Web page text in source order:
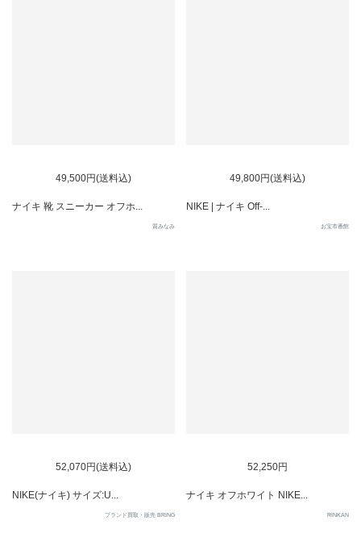
49,500円(送料込)
ナイキ 靴 スニーカー オフホ...
質みなみ
49,800円(送料込)
NIKE | ナイキ Off-...
お宝市番館
52,070円(送料込)
NIKE(ナイキ) サイズ:U...
ブランド買取・販売 BRING
52,250円
ナイキ オフホワイト NIKE...
RINKAN